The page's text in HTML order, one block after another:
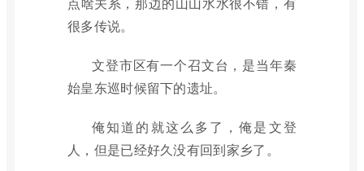
很多传说。
文登市区有一个召文台，是当年秦
始皇东巡时候留下的遗址。
俺知道的就这么多了，俺是文登
人，但是已经好久没有回到家乡了。